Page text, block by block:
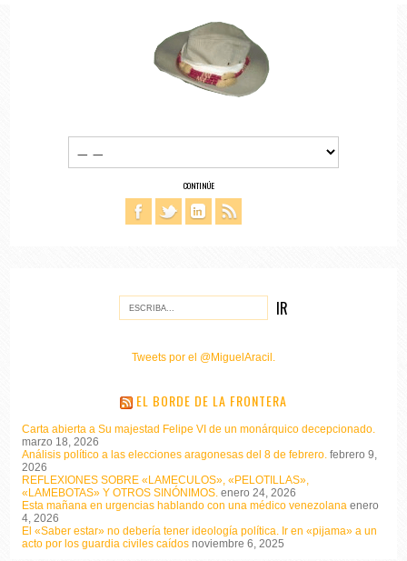
CONTINÚE
Tweets por el @MiguelAracil.
EL BORDE DE LA FRONTERA
Carta abierta a Su majestad Felipe VI de un monárquico decepcionado.
marzo 18, 2026
Análisis político a las elecciones aragonesas del 8 de febrero. febrero 9,
2026
REFLEXIONES SOBRE «LAMECULOS», «PELOTILLAS»,
«LAMEBOTAS» Y OTROS SINÓNIMOS. enero 24, 2026
Esta mañana en urgencias hablando con una médico venezolana enero
4, 2026
El «Saber estar» no debería tener ideología política. Ir en «pijama» a un
acto por los guardia civiles caídos noviembre 6, 2025